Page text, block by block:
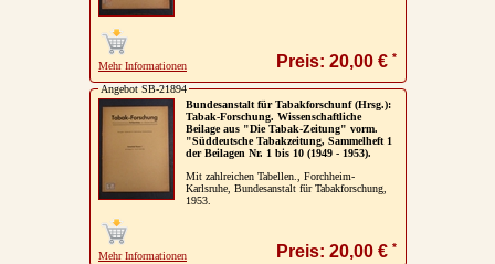
Mehr Informationen Preis: 20,00 € *
Angebot SB-21894
Bundesanstalt für Tabakforschunf (Hrsg.):
Tabak-Forschung. Wissenschaftliche
Beilage aus "Die Tabak-Zeitung" vorm.
"Süddeutsche Tabakzeitung, Sammelheft 1
der Beilagen Nr. 1 bis 10 (1949 - 1953).
Mit zahlreichen Tabellen., Forchheim-
Karlsruhe, Bundesanstalt für Tabakforschung,
1953.
Mehr Informationen Preis: 20,00 € *